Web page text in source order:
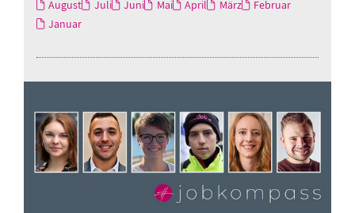
August
Juli Juni Mai April März
Februar
Januar